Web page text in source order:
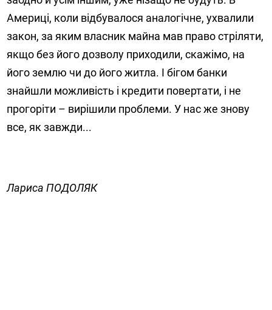
Америці, коли відбувалося аналогічне, ухвалили
закон, за яким власник майна мав право стріляти,
як­що без його дозволу приходили, скажімо, на
його землю чи до його житла. І бігом банки
знайшли можливість і кредити повертати, і не
прогоріти – вирішили проблеми. У нас же знову
все, як завжди...
Лариса ПОДОЛЯК